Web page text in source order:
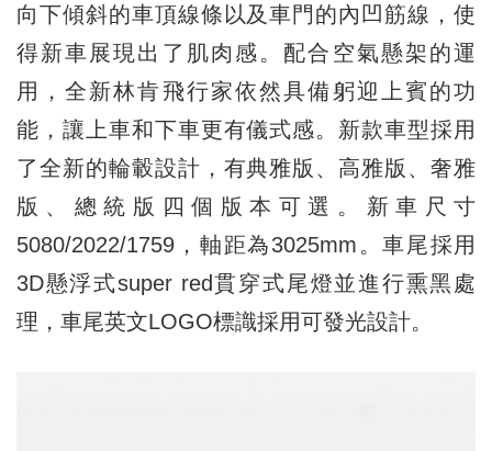
向下傾斜的車頂線條以及車門的內凹筋線，使
得新車展現出了肌肉感。配合空氣懸架的運
用，全新林肯飛行家依然具備躬迎上賓的功
能，讓上車和下車更有儀式感。新款車型採用
了全新的輪轂設計，有典雅版、高雅版、奢雅
版、總統版四個版本可選。新車尺寸
5080/2022/1759，軸距為3025mm。車尾採用
3D懸浮式super red貫穿式尾燈並進行熏黑處
理，車尾英文LOGO標識採用可發光設計。